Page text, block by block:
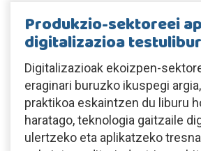
Produkzio-sektoreei
digitalizazioa
Digitalizazioak ekoizpen-
eraginari buruzko ikuspegi
praktikoa eskaintzen du liburu
haratago, teknologia gaitzaile
ulertzeko eta aplikatzeko